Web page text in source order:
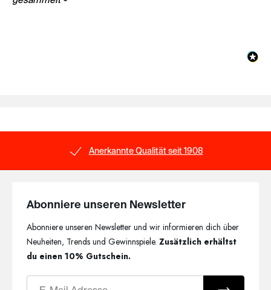
Anerkannte Qualität seit 1908
Abonniere unseren Newsletter
Abonniere unseren Newsletter und wir informieren dich über
Neuheiten, Trends und Gewinnspiele.Zusätzlich erhältst
du einen 10% Gutschein.